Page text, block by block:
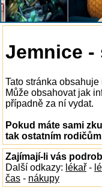
Jemnice
Tato stránka
Může obsahovat jak
případně za ní vydat.
Pokud máte sami
tak ostatním
Zajímají-li vás
Další odkazy: lékař -
čas - nákupy